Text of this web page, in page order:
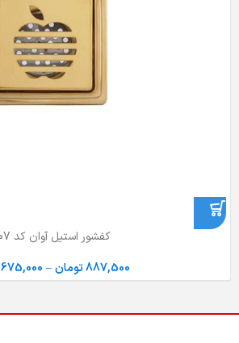
کفشور استیل آوان کد 1107
887,500تومان–
675,000